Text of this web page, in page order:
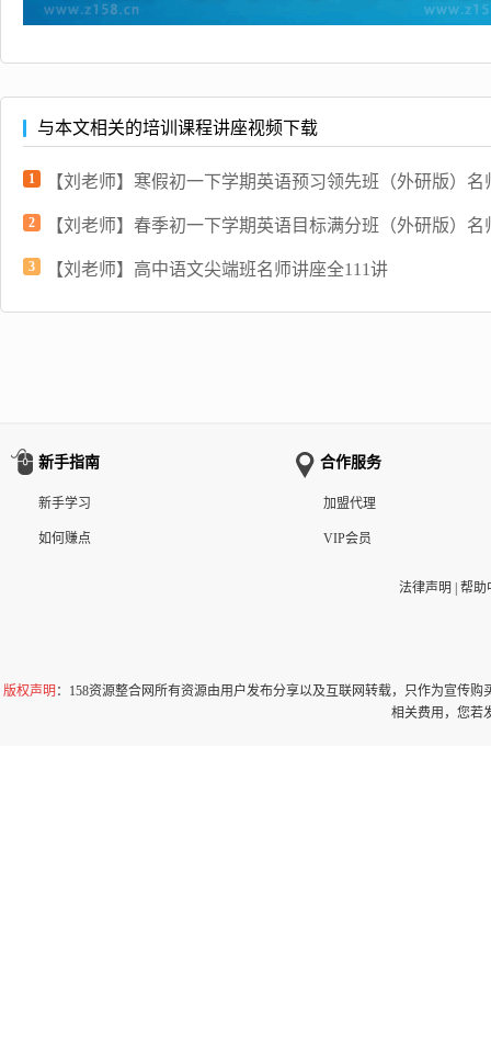
与本文相关的培训课程讲座视频下载
1 【刘老师】寒假初一下学期英语预习领先班（外研版）名
2 【刘老师】春季初一下学期英语目标满分班（外研版）名
3 【刘老师】高中语文尖端班名师讲座全111讲
新手指南
新手学习
如何赚点
合作服务
加盟代理
VIP会员
法律声明 帮助
版权声明 ：158资源整合网所有资源由用户发布分享以及互联网转载，只作为宣传
相关费用，您若